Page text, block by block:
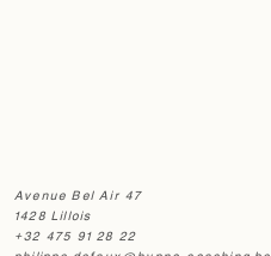
Avenue Bel Air 47
1428 Lillois
+32 475 91 28 22